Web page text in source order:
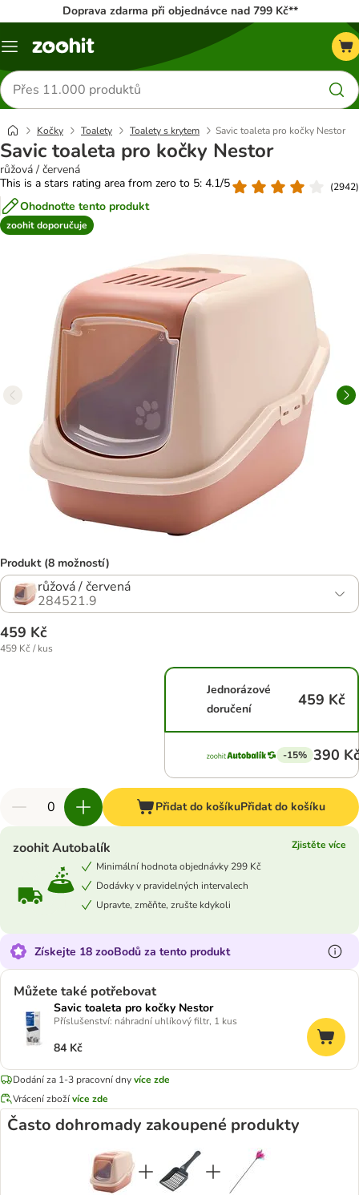
Doprava zdarma při objednávce nad 799 Kč**
Menu
Hledat
produkty
Kočky Toalety Toalety s krytem Savic toaleta pro kočky Nestor
Savic toaleta pro kočky Nestor
růžová / červená
This is a stars rating area from zero to 5: 4.1/5
(2942)
Ohodnoťte tento produkt
zoohit doporučuje
Produkt (8 možností)
růžová / červená
284521.9
459 Kč
459 Kč / kus
Jednorázové
doručení
459 Kč
-15% 390
Přidat do košíkuPřidat do košíku
zoohit Autobalík
Zjistěte více
Minimální hodnota objednávky 299 Kč
Dodávky v pravidelných intervalech
Upravte, změňte, zrušte kdykoli
Získejte 18 zooBodů za tento produkt
Můžete také potřebovat
Savic toaleta pro kočky Nestor
Příslušenství: náhradní uhlíkový filtr, 1 kus
84 Kč
Dodání za 1-3 pracovní dnyvíce zde
Vrácení zbožívíce zde
Často dohromady zakoupené produkty